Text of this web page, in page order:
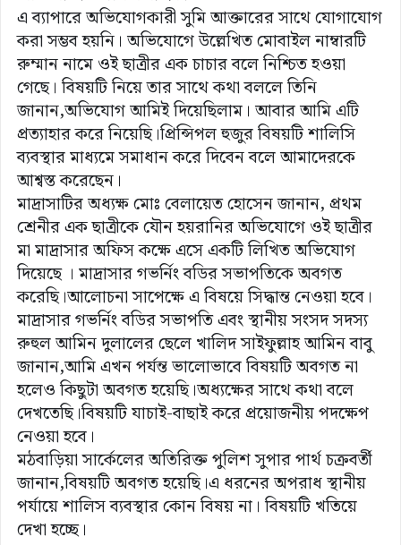
এ ব্যাপারে অভিযোগকারী সুমি আক্তারের সাথে যোগাযোগ
করা সম্ভব হয়নি। অভিযোগে উল্লেখিত মোবাইল নাম্বারটি
রুম্মান নামে ওই ছাত্রীর এক চাচার বলে নিশ্চিত হওয়া
গেছে। বিষয়টি নিয়ে তার সাথে কথা বললে তিনি
জানান,অভিযোগ আমিই দিয়েছিলাম। আবার আমি এটি
প্রত্যাহার করে নিয়েছি।প্রিন্সিপল হুজুর বিষয়টি শালিসি
ব্যবস্থার মাধ্যমে সমাধান করে দিবেন বলে আমাদেরকে
আশ্বস্ত করেছেন।
মাদ্রাসাটির অধ্যক্ষ মোঃ বেলায়েত হোসেন জানান, প্রথম
শ্রেনীর এক ছাত্রীকে যৌন হয়রানির অভিযোগে ওই ছাত্রীর
মা মাদ্রাসার অফিস কক্ষে এসে একটি লিখিত অভিযোগ
দিয়েছে । মাদ্রাসার গভর্নিং বডির সভাপতিকে অবগত
করেছি।আলোচনা সাপেক্ষে এ বিষয়ে সিদ্ধান্ত নেওয়া হবে।
মাদ্রাসার গভর্নিং বডির সভাপতি এবং স্থানীয় সংসদ সদস্য
রুহুল আমিন দুলালের ছেলে খালিদ সাইফুল্লাহ আমিন বাবু
জানান,আমি এখন পর্যন্ত ভালোভাবে বিষয়টি অবগত না
হলেও কিছুটা অবগত হয়েছি।অধ্যক্ষের সাথে কথা বলে
দেখতেছি।বিষয়টি যাচাই-বাছাই করে প্রয়োজনীয় পদক্ষেপ
নেওয়া হবে।
মঠবাড়িয়া সার্কেলের অতিরিক্ত পুলিশ সুপার পার্থ চক্রবর্তী
জানান,বিষয়টি অবগত হয়েছি।এ ধরনের অপরাধ স্থানীয়
পর্যায়ে শালিস ব্যবস্থার কোন বিষয় না। বিষয়টি খতিয়ে
দেখা হচ্ছে।